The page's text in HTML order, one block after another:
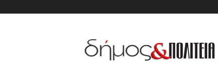
και
Πολιτεία
Βύρωνας